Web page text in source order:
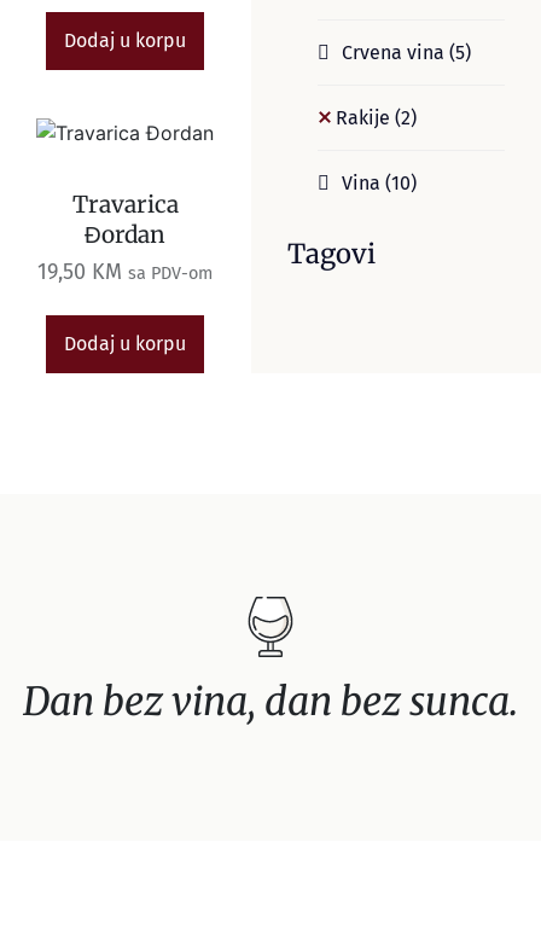
Crvena vina (5)
Rakije (2)
Vina (10)
Tagovi
Dodaj u korpu
Travarica
Đordan
19,50 KM sa PDV-om
Dodaj u korpu
Dan bez vina, dan bez sunca.